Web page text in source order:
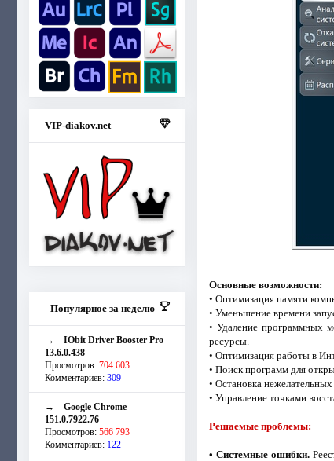
VIP-diakov.net
Популярное за неделю
→ IObit Driver Booster Pro
13.6.0.438
Просмотров: 704 603
Комментариев: 309
→ Google Chrome
151.0.7922.76
Просмотров: 566 793
Комментариев: 122
Основные возможности:
• Оптимизация памяти
• Уменьшение времени
• Удаление программных
ресурсы.
• Оптимизация работы в
• Поиск программ для
• Остановка нежелательных
• Управление точками
Решаемые проблемы:
• Системные ошибки.